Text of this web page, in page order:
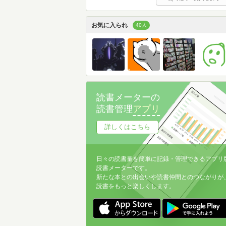
お気に入られ 40人
読書メーターの
読書管理アプリ
詳しくはこちら
日々の読書量を簡単に記録・管理できるアプリ
読書メーターです。
新たな本との出会いや読書仲間とのつながりが
読書をもっと楽しくします。